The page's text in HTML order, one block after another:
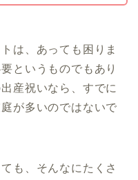
は、あっても困りま
というものでもあり
産祝いなら、すでに
が多いのではないで
も、そんなにたくさ